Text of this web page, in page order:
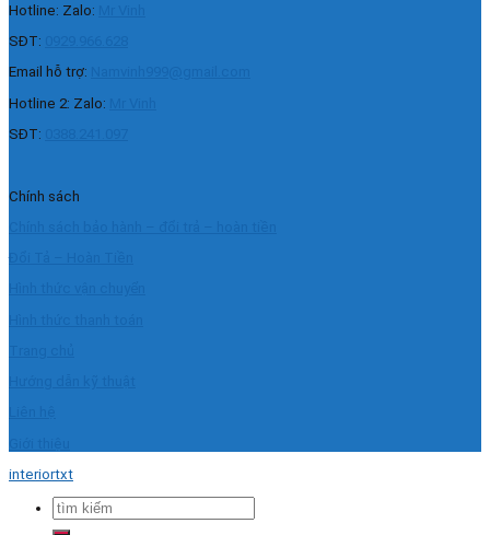
Hotline: Zalo:
SĐT:
Email hỗ trợ:
Hotline 2: Zalo:
SĐT:
Chính sách
interiortxt
Tìm
kiếm: